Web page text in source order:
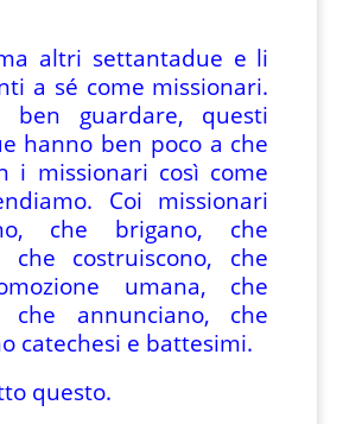
altri settantadue e li
a sé come missionari.
ben guardare, questi
hanno ben poco a che
i missionari così come
Coi missionari
che brigano, che
che costruiscono, che
umana, che
che annunciano, che
catechesi e battesimi.
questo.